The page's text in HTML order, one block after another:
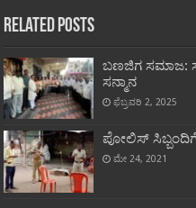
Related Posts
ಬಣಜಿಗ ಸಮಾಜ:
ಸನ್ಮಾನ
ಫೆಬ್ರವರಿ 2, 2025
ಪೋಲಿಸ್
ಮೇ 24, 2021